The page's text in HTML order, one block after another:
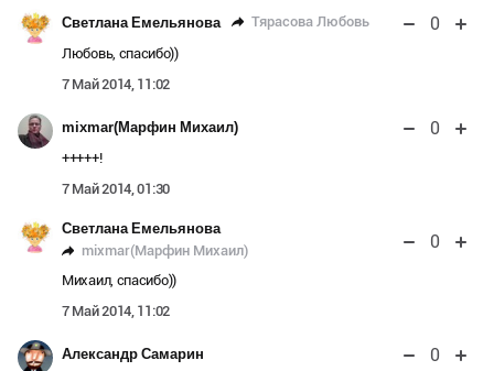
Светлана Емельянова Тярасова Любовь 0
Любовь, спасибо))
7 Май 2014, 11:02
mixmar(Марфин Михаил) 0
+++++!
7 Май 2014, 01:30
Светлана Емельянова
mixmar(Марфин Михаил)
0
Михаил, спасибо))
7 Май 2014, 11:02
Александр Самарин 0